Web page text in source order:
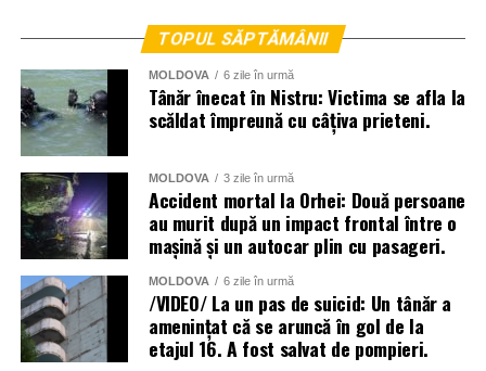
TOPUL SĂPTĂMÂNII
MOLDOVA 6 zile în urmă
Tânăr înecat în Nistru: Victima se afla la
scăldat împreună cu câțiva prieteni.
MOLDOVA 3 zile în urmă
Accident mortal la Orhei: Două persoane
au murit după un impact frontal între o
mașină și un autocar plin cu pasageri.
MOLDOVA 6 zile în urmă
/VIDEO/ La un pas de suicid: Un tânăr a
amenințat că se aruncă în gol de la
etajul 16. A fost salvat de pompieri.